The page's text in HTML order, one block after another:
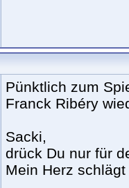
Pünktlich zum
Franck Ribéry
Sacki,
drück Du nur für
Mein Herz